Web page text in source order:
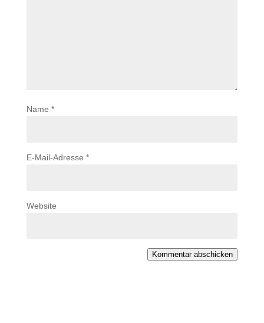
Name *
E-Mail-Adresse *
Website
Kommentar abschicken